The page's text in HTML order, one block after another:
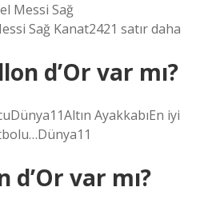
Messi Sağ
Sağ Kanat2421 satır daha
d’Or var mı?
AyakkabıEn iyi
d’Or var mı?